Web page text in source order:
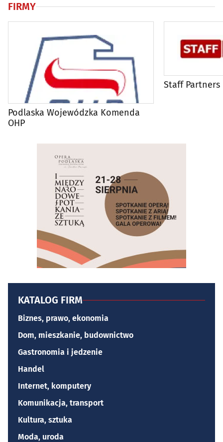
FIRMY
Podlaska Wojewódzka Komenda
OHP
Staff Partners
KATALOG FIRM
Biznes, prawo, ekonomia
Dom, mieszkanie, budownictwo
Gastronomia i jedzenie
Handel
Internet, komputery
Komunikacja, transport
Kultura, sztuka
Moda, uroda